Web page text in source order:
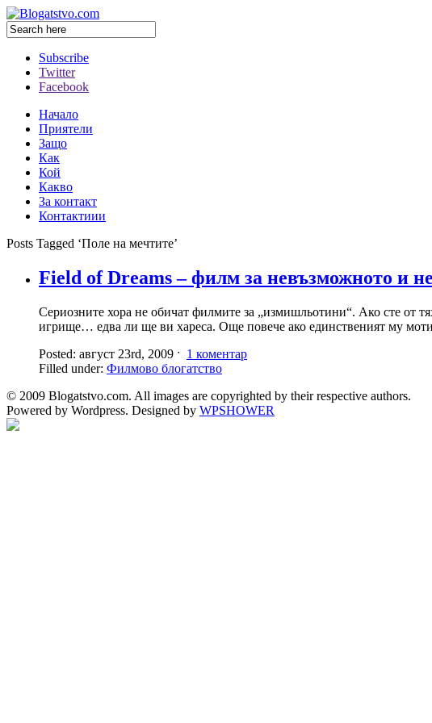
Subscribe
Twitter
Facebook
Начало
Приятели
Защо
Как
Кой
Какво
За контакт
Контактиии
Posts Tagged ‘Поле на мечтите’
Field of Dreams – филм за невъзможното и
Сериозните хора не обичат филмите за „измишльотини“. Ако сте от
игрище… едва ли ще ви хареса. Още повече ако единственият му
Posted: август 23rd, 2009 ˑ 1 коментар
Filled under: Филмово блогатство
© 2009 Blogatstvo.com. All images are copyrighted by their respective authors.
Powered by Wordpress. Designed by WPSHOWER